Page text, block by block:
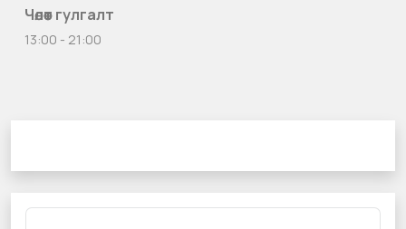
Чөлөөт гулгалт
13:00 - 21:00